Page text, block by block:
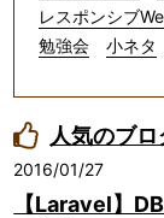
レスポンシブ
勉強会
小ネタ
人気のブ
2016/01/27
【Laravel】